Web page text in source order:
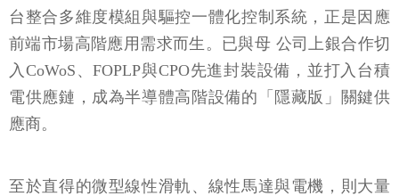
台整合多維度模組與驅控一體化控制系統，正是因應
前端市場高階應用需求而生。已與母 公司上銀合作切
入CoWoS、FOPLP與CPO先進封裝設備，並打入台積
電供應鏈，成為半導體高階設備的「隱藏版」關鍵供
應商。
至於直得的微型線性滑軌、線性馬達與電機，則大量